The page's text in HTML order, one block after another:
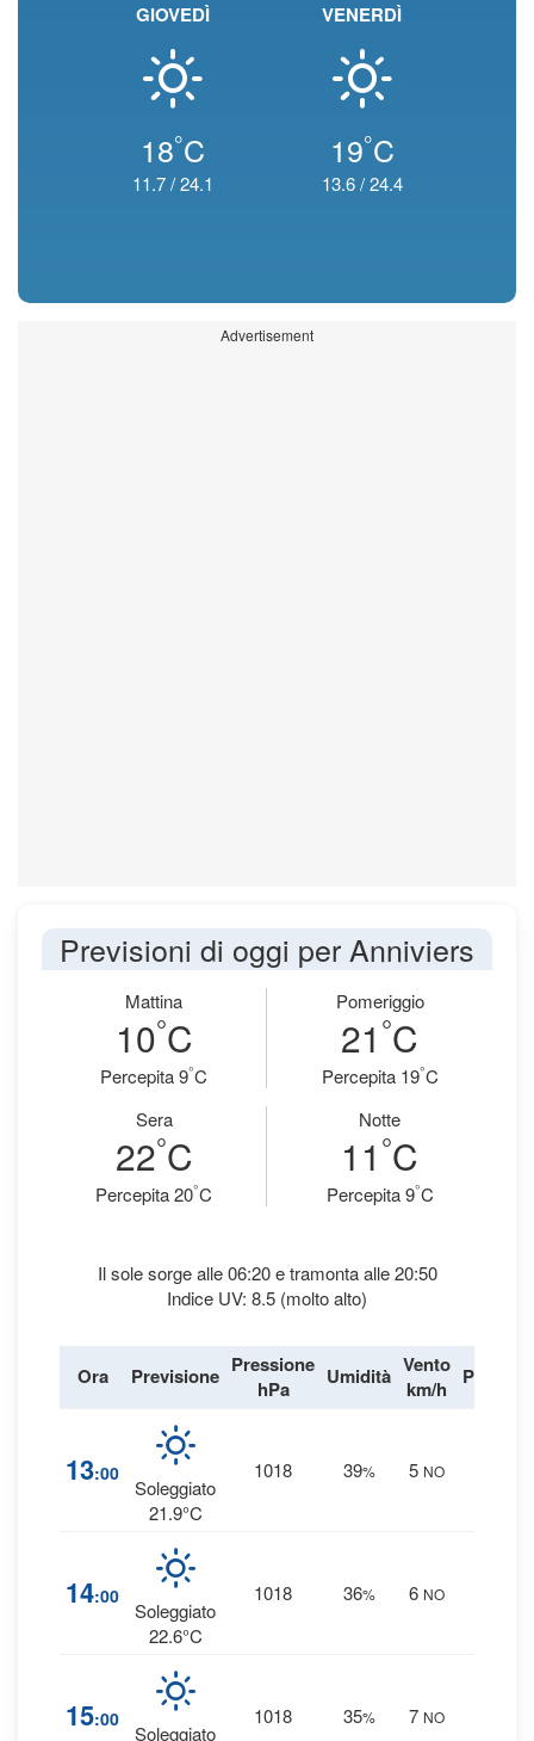
GIOVEDÌ
18°C
11.7/24.1
VENERDÌ
19°C
13.6/24.4
Advertisement
Previsioni di oggi per Anniviers
Mattina
10°C
Percepita 9°C
Pomeriggio
21 °C
Percepita 19°C
Sera
22°C
Percepita 20°C
Notte
11 °C
Percepita 9°C
Il sole sorge alle 06:20 e tramonta alle 20:50
Indice UV: 8.5 (molto alto)
Ora Previsione Pressione
hPa
Umidità Vento
km/h
13:00
Soleggiato
21.9°C
1018 39% 5 NO
14:00
Soleggiato
22.6°C
1018 36% 6 NO
15:00
Soleggiato
1018 35% 7 NO